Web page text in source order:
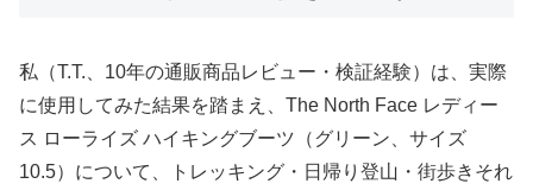
私（T.T.、10年の通販商品レビュー・検証経験）は、実際
に使用してみた結果を踏まえ、The North Face レディー
ス ローライズ ハイキングブーツ（グリーン、サイズ
10.5）について、トレッキング・日帰り登山・街歩きそれ